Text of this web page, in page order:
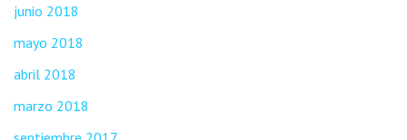
junio 2018
mayo 2018
abril 2018
marzo 2018